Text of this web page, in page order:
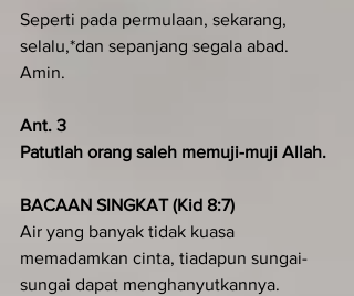
Seperti pada permulaan, sekarang,
selalu,*dan sepanjang segala abad.
Amin.
Ant. 3
Patutlah orang saleh memuji-muji Allah.
BACAAN SINGKAT (Kid 8:7)
Air yang banyak tidak kuasa
memadamkan cinta, tiadapun sungai-
sungai dapat menghanyutkannya.